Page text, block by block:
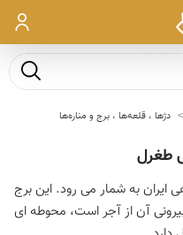
ورود
جست و
دژها ، قلعه‌ها ، برج و مناره‌ها
طغرل
ایران به شمار می رود. این برج
آن از آجر است، محوطه ای